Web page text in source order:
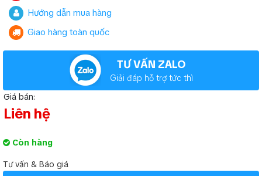
Hướng dẫn mua hàng
Giao hàng toàn quốc
TƯ VẤN ZALO
Giải đáp hỗ trợ tức thì
Giá bán:
Liên hệ
Còn hàng
Tư vấn & Báo giá